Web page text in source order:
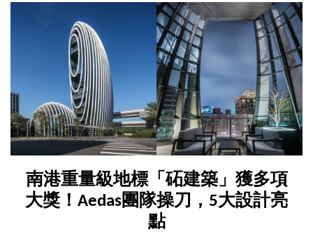
南港重量級地標「砳建築」獲多項
大獎！Aedas團隊操刀，5大設計亮
點